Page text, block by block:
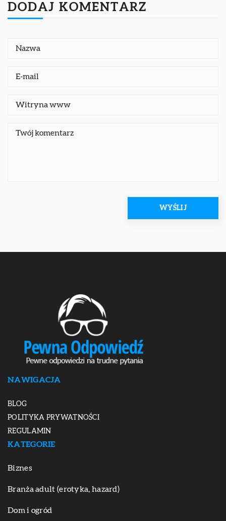
DODAJ KOMENTARZ
NAWIGACJA
BLOG
POLITYKA PRYWATNOŚCI
REGULAMIN
KATEGORIE
Biznes
Branża adult (erotyka, hazard)
Dom i ogród